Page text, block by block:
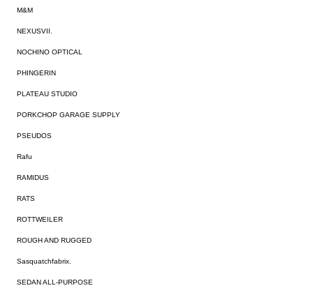
M&M
NEXUSVII.
NOCHINO OPTICAL
PHINGERIN
PLATEAU STUDIO
PORKCHOP GARAGE SUPPLY
PSEUDOS
Rafu
RAMIDUS
RATS
ROTTWEILER
ROUGH AND RUGGED
Sasquatchfabrix.
SEDAN ALL-PURPOSE